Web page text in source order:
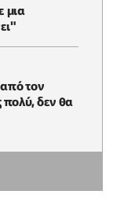
μια
τον
πολύ, δεν θα